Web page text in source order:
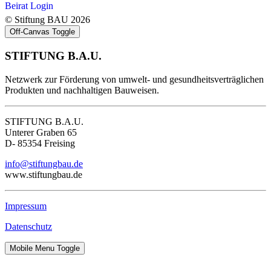
Beirat Login
© Stiftung BAU 2026
Off-Canvas Toggle
STIFTUNG B.A.U.
Netzwerk zur Förderung von umwelt- und gesundheitsverträglichen
Produkten und nachhaltigen Bauweisen.
STIFTUNG B.A.U.
Unterer Graben 65
D- 85354 Freising
info@stiftungbau.de
www.stiftungbau.de
Impressum
Datenschutz
Mobile Menu Toggle